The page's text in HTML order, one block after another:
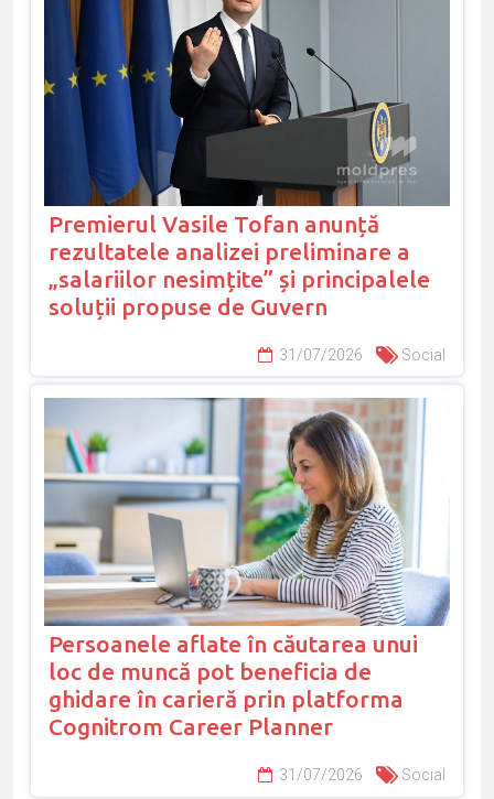
Premierul Vasile Tofan anunță
rezultatele analizei preliminare a
„salariilor nesimțite” și principalele
soluții propuse de Guvern
31/07/2026 Social
Persoanele aflate în căutarea unui
loc de muncă pot beneficia de
ghidare în carieră prin platforma
Cognitrom Career Planner
31/07/2026 Social